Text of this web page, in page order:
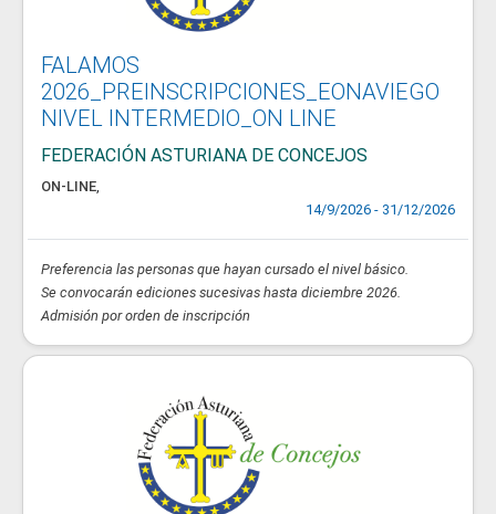
FALAMOS
2026_PREINSCRIPCIONES_EONAVIEGO
NIVEL INTERMEDIO_ON LINE
FEDERACIÓN ASTURIANA DE CONCEJOS
ON-LINE,
14/9/2026 - 31/12/2026
Preferencia las personas que hayan cursado el nivel básico.
Se convocarán ediciones sucesivas hasta diciembre 2026.
Admisión por orden de inscripción